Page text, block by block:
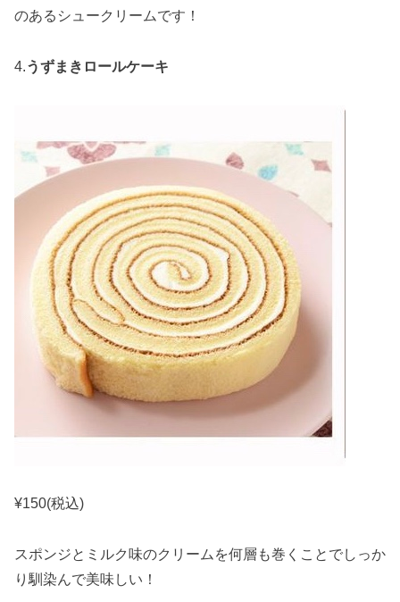
のあるシュークリームです！
4.うずまきロールケーキ
¥150(税込)
スポンジとミルク味のクリームを何層も巻くことでしっか
り馴染んで美味しい！